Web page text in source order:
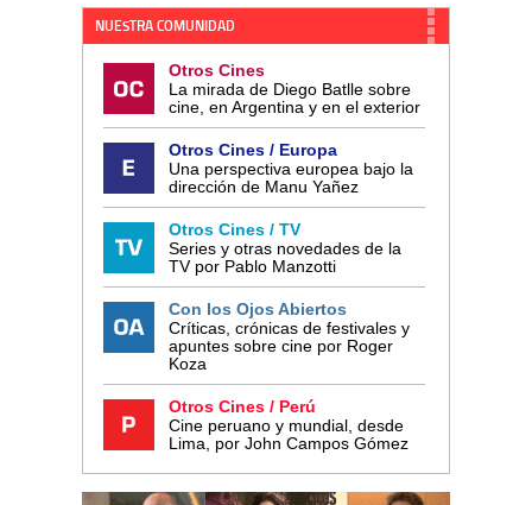
NUESTRA COMUNIDAD
Otros Cines
La mirada de Diego Batlle sobre
cine, en Argentina y en el exterior
Otros Cines / Europa
Una perspectiva europea bajo la
dirección de Manu Yañez
Otros Cines / TV
Series y otras novedades de la
TV por Pablo Manzotti
Con los Ojos Abiertos
Críticas, crónicas de festivales y
apuntes sobre cine por Roger
Koza
Otros Cines / Perú
Cine peruano y mundial, desde
Lima, por John Campos Gómez